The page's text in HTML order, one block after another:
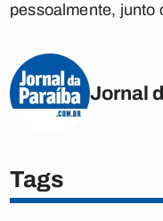
pessoalmente, junto
Jornal
Tags